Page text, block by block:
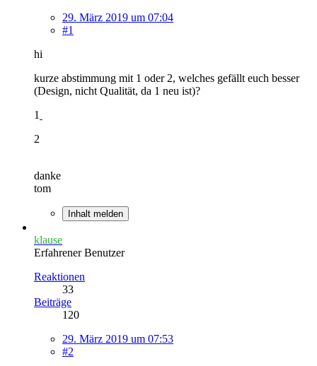
29. März 2019 um 07:04
#1
hi
kurze abstimmung mit 1 oder 2, welches gefällt euch besser
(Design, nicht Qualität, da 1 neu ist)?
1
2
danke
tom
Inhalt melden
klause
Erfahrener Benutzer
Reaktionen
33
Beiträge
120
29. März 2019 um 07:53
#2